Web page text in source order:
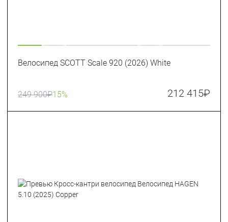
Велосипед SCOTT Scale 920 (2026) White
249 900₽15% 212 415₽